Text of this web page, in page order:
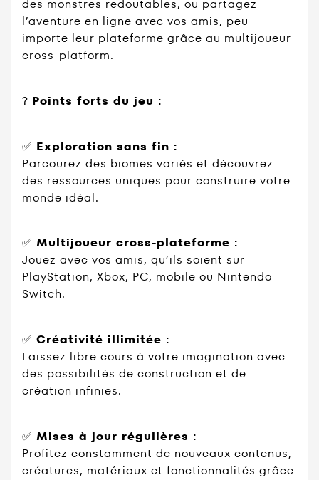
des monstres redoutables, ou partagez
l’aventure en ligne avec vos amis, peu
importe leur plateforme grâce au multijoueur
cross-platform.
? Points forts du jeu :
✅ Exploration sans fin :
Parcourez des biomes variés et découvrez
des ressources uniques pour construire votre
monde idéal.
✅ Multijoueur cross-plateforme :
Jouez avec vos amis, qu’ils soient sur
PlayStation, Xbox, PC, mobile ou Nintendo
Switch.
✅ Créativité illimitée :
Laissez libre cours à votre imagination avec
des possibilités de construction et de
création infinies.
✅ Mises à jour régulières :
Profitez constamment de nouveaux contenus,
créatures, matériaux et fonctionnalités grâce